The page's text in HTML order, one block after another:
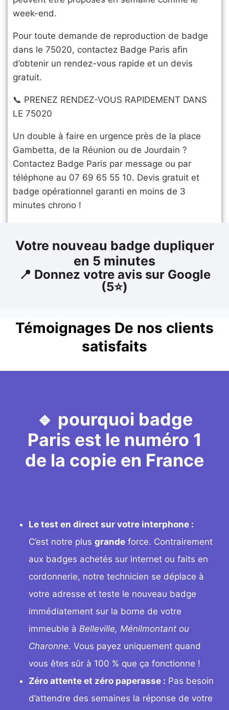
week-end.
Pour toute demande de reproduction de badge
dans le 75020, contactez Badge Paris afin
d’obtenir un rendez-vous rapide et un devis
gratuit.
​📞 PRENEZ RENDEZ-VOUS RAPIDEMENT DANS
LE 75020
Un double à faire en urgence près de la place
Gambetta, de la Réunion ou de Jourdain ?
Contactez Badge Paris par message ou par
téléphone au 07 69 65 55 10. Devis gratuit et
badge opérationnel garanti en moins de 3
minutes chrono !
Votre nouveau badge dupliquer
en 5 minutes
​📍 Donnez votre avis sur Google
(5⭐)
Témoignages De nos clients
satisfaits
🔹 pourquoi badge
Paris est le numéro 1
de la copie en France
Le test en direct sur votre interphone :
C’est notre plus grandeforce. Contrairement
aux badges achetés sur internet ou faits en
cordonnerie, notre technicien se déplace à
votre adresse et teste le nouveau badge
immédiatement sur la borne de votre
immeuble à Belleville, Ménilmontant ou
Charonne. Vous payez uniquement quand
vous êtes sûr à 100 % que ça fonctionne !
Zéro attente et zéro paperasse : Pas besoin
d’attendre des semaines la réponse de votre